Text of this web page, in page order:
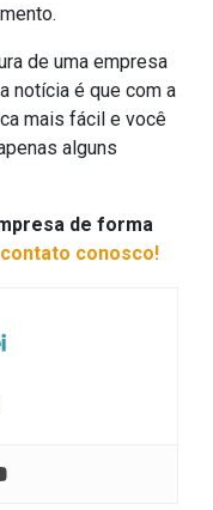
de uma empresa
notícia é que com a
mais fácil e você
alguns
de forma
conosco!